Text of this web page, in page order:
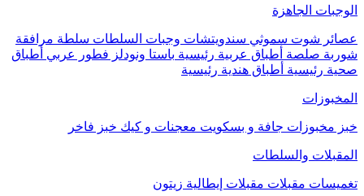
الوجبات الجاهزة
عصائر شوت سموثي سندويتشات وجبات السلطات سلطة مرافقة
شوربة صلصة أطباق عربية رئيسية باستا ونودلز فطور عربي أطباق
صحية رئيسية أطباق هندية رئيسية
المخبوزات
خبز مخبوزات جافة و بسكويت معجنات و كيك خبز فاخر
المقبلات والسلطات
تغميسات مقبلات مقبلات إيطالية زيتون